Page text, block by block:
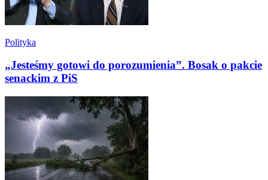
Polityka
„Jesteśmy gotowi do porozumienia”. Bosak o pakcie
senackim z PiS